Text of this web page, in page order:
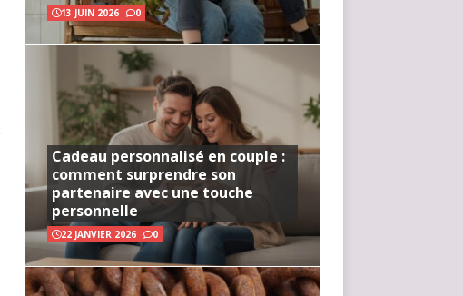
13 JUIN 2026 0
Cadeau personnalisé en couple :
comment surprendre son
partenaire avec une touche
personnelle
22 JANVIER 2026 0